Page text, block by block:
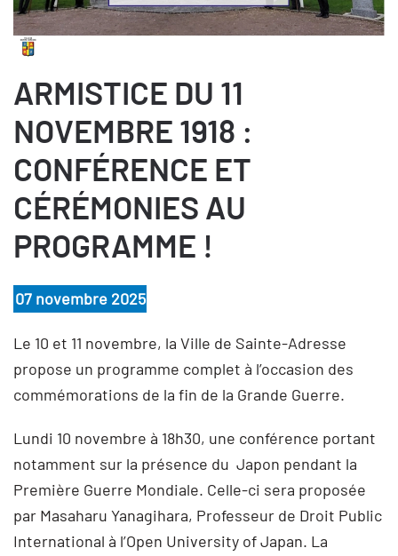
ARMISTICE DU 11
NOVEMBRE 1918 :
CONFÉRENCE ET
CÉRÉMONIES AU
PROGRAMME !
07 novembre 2025
Le 10 et 11 novembre, la Ville de Sainte-Adresse
propose un programme complet à l’occasion des
commémorations de la fin de la Grande Guerre.
Lundi 10 novembre à 18h30, une conférence portant
notamment sur la présence du Japon pendant la
Première Guerre Mondiale. Celle-ci sera proposée
par Masaharu Yanagihara, Professeur de Droit Public
International à l’Open University of Japan. La